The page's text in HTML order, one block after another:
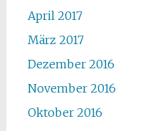
April 2017
März 2017
Dezember 2016
November 2016
Oktober 2016